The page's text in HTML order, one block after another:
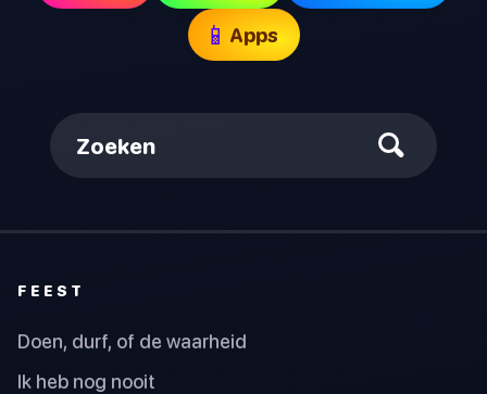
📱 Apps
Zoeken
FEEST
Doen, durf, of de waarheid
Ik heb nog nooit